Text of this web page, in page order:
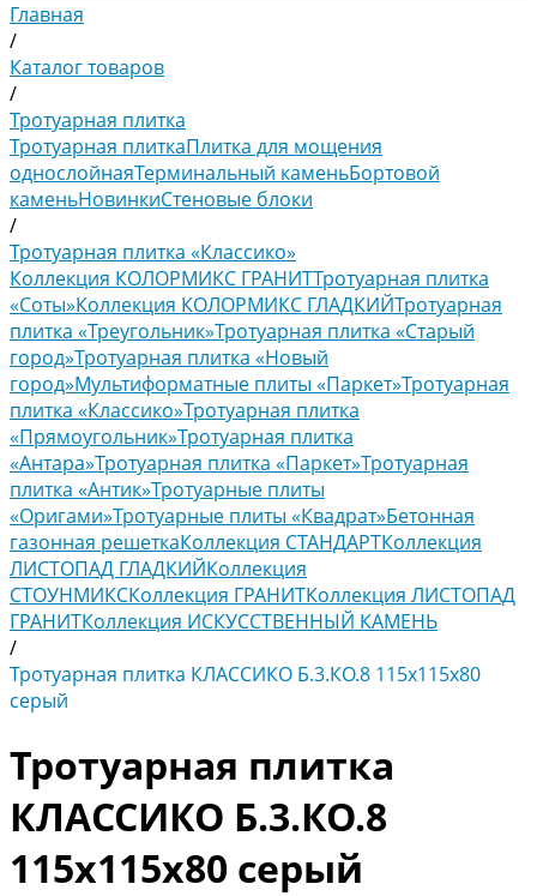
Главная
/
Каталог товаров
/
Тротуарная плитка
Тротуарная плиткаПлитка для мощения
однослойнаяТерминальный каменьБортовой
каменьНовинкиСтеновые блоки
/
Тротуарная плитка «Классико»
Коллекция КОЛОРМИКС ГРАНИТТротуарная плитка
«Соты»Коллекция КОЛОРМИКС ГЛАДКИЙТротуарная
плитка «Треугольник»Тротуарная плитка «Старый
город»Тротуарная плитка «Новый
город»Мультиформатные плиты «Паркет»Тротуарная
плитка «Классико»Тротуарная плитка
«Прямоугольник»Тротуарная плитка
«Антара»Тротуарная плитка «Паркет»Тротуарная
плитка «Антик»Тротуарные плиты
«Оригами»Тротуарные плиты «Квадрат»Бетонная
газонная решеткаКоллекция СТАНДАРТКоллекция
ЛИСТОПАД ГЛАДКИЙКоллекция
СТОУНМИКСКоллекция ГРАНИТКоллекция ЛИСТОПАД
ГРАНИТКоллекция ИСКУССТВЕННЫЙ КАМЕНЬ
/
Тротуарная плитка КЛАССИКО Б.3.КО.8 115х115х80
серый
Тротуарная плитка
КЛАССИКО Б.3.КО.8
115х115х80 серый